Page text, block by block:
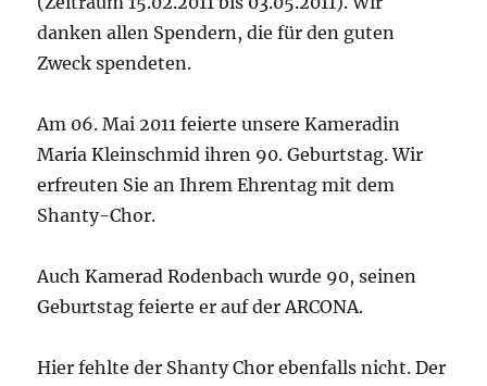
danken allen Spendern, die für den guten
Zweck spendeten.
Am 06. Mai 2011 feierte unsere Kameradin
Maria Kleinschmid ihren 90. Geburtstag. Wir
erfreuten Sie an Ihrem Ehrentag mit dem
Shanty-Chor.
Auch Kamerad Rodenbach wurde 90, seinen
Geburtstag feierte er auf der ARCONA.
Hier fehlte der Shanty Chor ebenfalls nicht. Der